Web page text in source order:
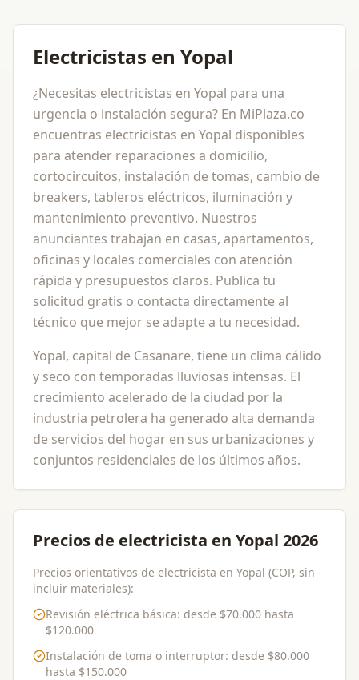
Electricistas en Yopal
¿Necesitas electricistas en Yopal para una
urgencia o instalación segura? En MiPlaza.co
encuentras electricistas en Yopal disponibles
para atender reparaciones a domicilio,
cortocircuitos, instalación de tomas, cambio de
breakers, tableros eléctricos, iluminación y
mantenimiento preventivo. Nuestros
anunciantes trabajan en casas, apartamentos,
oficinas y locales comerciales con atención
rápida y presupuestos claros. Publica tu
solicitud gratis o contacta directamente al
técnico que mejor se adapte a tu necesidad.
Yopal, capital de Casanare, tiene un clima cálido
y seco con temporadas lluviosas intensas. El
crecimiento acelerado de la ciudad por la
industria petrolera ha generado alta demanda
de servicios del hogar en sus urbanizaciones y
conjuntos residenciales de los últimos años.
Precios de electricista en Yopal 2026
Precios orientativos de electricista en Yopal (COP, sin
incluir materiales):
Revisión eléctrica básica: desde $70.000 hasta
$120.000
Instalación de toma o interruptor: desde $80.000
hasta $150.000